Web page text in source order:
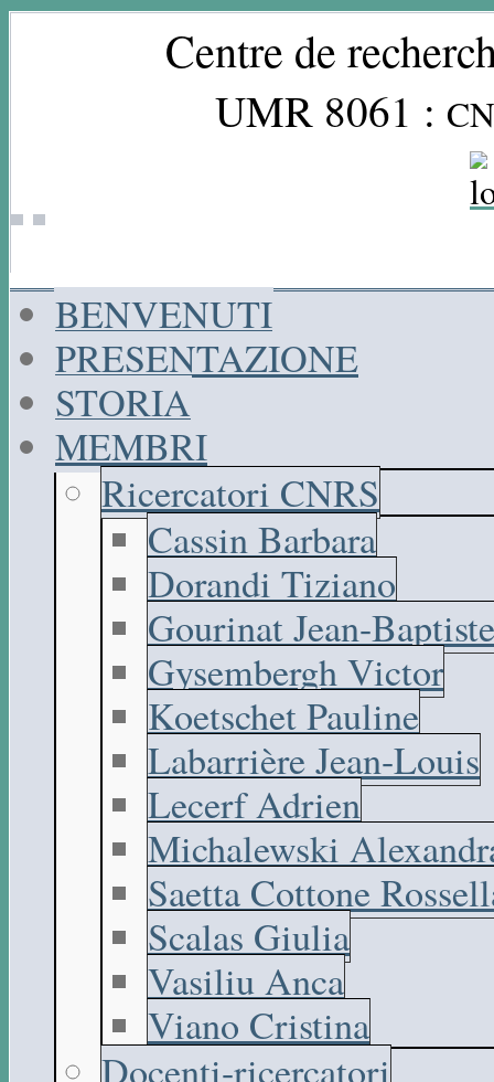
Centre de
UMR 8061 :
BENVENUTI
PRESENTAZIONE
STORIA
MEMBRI
Ricercatori CNRS
Cassin Barbara
Dorandi Tiziano
Gourinat Jean-Baptiste
Gysembergh Victor
Koetschet Pauline
Labarrière Jean-Louis
Lecerf Adrien
Michalewski
Saetta Cottone
Scalas Giulia
Vasiliu Anca
Viano Cristina
Docenti-ricercatori